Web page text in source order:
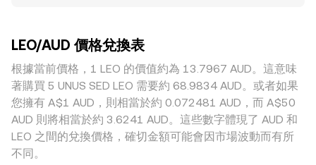
短線波動；雖然 LEO 衍生品不如主流資產活躍，但廣泛的加密
市場資金費率變化、期權到期造成的風險偏好切換，仍可能間
接影響現貨需求，從而反映在 LEO/AUD 的 conversion rate。
恆定乘積關係，其中以 LEO 為基礎資產、另一側為對手資產
（例如包裝的穩定幣或其他代幣），即時價格可近似為池中另
一資產餘額除以 LEO 餘額（price = y/x），大型兌換會改變池
內比例並造成滑點，最終在聚合報價中反映到 LEO/AUD 的
conversion rate。
Bitfinex 生態綁定，部分交易所未上架或交易量有限，地理與
監管環境也會帶來報價差異；在澳洲法規與入金渠道不同步的
情況下，AUD 端的費用與可用性變化，亦可能形成區域性升貼
水。此外，許多平台實際上先以 LEO/USDT 或 LEO/USD 形成
主報價，再透過 AUD/USDT 或 AUD/USD 的報價換算為
LEO/AUD，因此 USDT 或美元對 AUD 的基差會間接傳導到最
終的 LEO/AUD conversion rate。套利雖然能在價差擴大時買
低賣高、收斂不同平台的定價，但受制於上架情況、鏈上轉移
LEO/AUD 價格兌換表
根據當前價格，1 LEO 的價值約為 13.7967 AUD。這意味
著購買 5 UNUS SED LEO 需要約 68.9834 AUD。或者如果
您擁有 A$1 AUD，則相當於約 0.072481 AUD，而 A$50
AUD 則將相當於約 3.6241 AUD。這些數字體現了 AUD 和
LEO 之間的兌換價格，確切金額可能會因市場波動而有所
不同。